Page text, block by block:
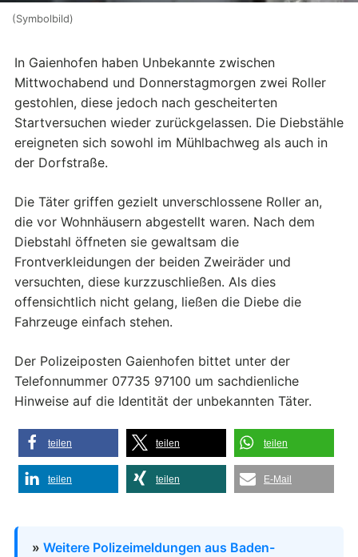
(Symbolbild)
In Gaienhofen haben Unbekannte zwischen
Mittwochabend und Donnerstagmorgen zwei Roller
gestohlen, diese jedoch nach gescheiterten
Startversuchen wieder zurückgelassen. Die Diebstähle
ereigneten sich sowohl im Mühlbachweg als auch in
der Dorfstraße.
Die Täter griffen gezielt unverschlossene Roller an,
die vor Wohnhäusern abgestellt waren. Nach dem
Diebstahl öffneten sie gewaltsam die
Frontverkleidungen der beiden Zweiräder und
versuchten, diese kurzzuschließen. Als dies
offensichtlich nicht gelang, ließen die Diebe die
Fahrzeuge einfach stehen.
Der Polizeiposten Gaienhofen bittet unter der
Telefonnummer 07735 97100 um sachdienliche
Hinweise auf die Identität der unbekannten Täter.
teilen teilen teilen
teilen teilen E-Mail
» Weitere Polizeimeldungen aus Baden-